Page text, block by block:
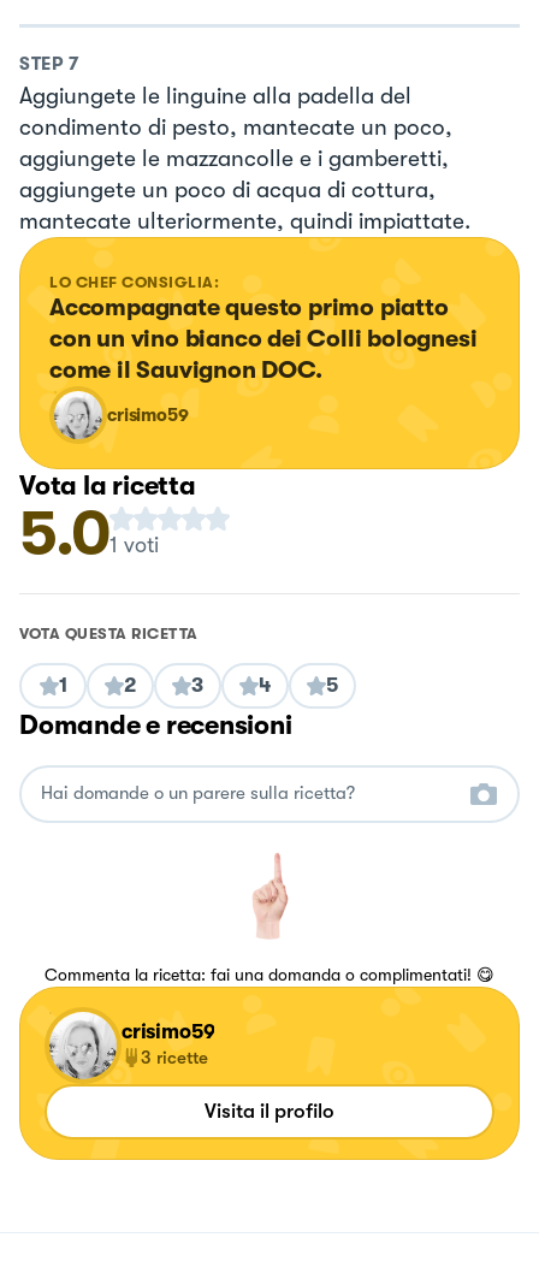
STEP 7
Aggiungete le linguine alla padella del
condimento di pesto, mantecate un poco,
aggiungete le mazzancolle e i gamberetti,
aggiungete un poco di acqua di cottura,
mantecate ulteriormente, quindi impiattate.
LO CHEF CONSIGLIA:
Accompagnate questo primo piatto
con un vino bianco dei Colli bolognesi
come il Sauvignon DOC.
crisimo59
Vota la ricetta
5.01 voti
VOTA QUESTA RICETTA
1 2 3 4 5
Domande e recensioni
Commenta la ricetta: fai una domanda o complimentati! 😋
crisimo59
3 ricette
Visita il profilo